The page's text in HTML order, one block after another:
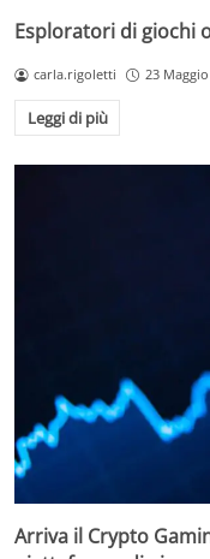
Esploratori di giochi
carla.rigoletti 23
Leggi di più
Arriva il Crypto